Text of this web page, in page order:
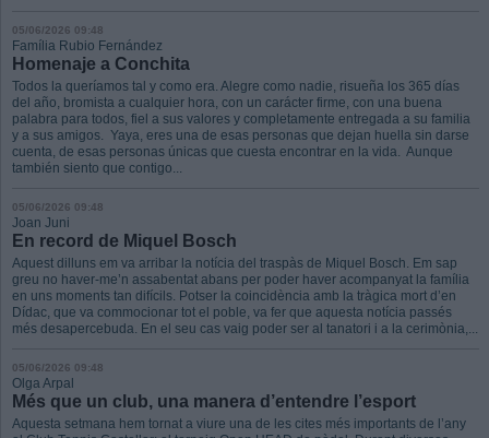
05/06/2026 09:48
Família Rubio Fernández
Homenaje a Conchita
Todos la queríamos tal y como era. Alegre como nadie, risueña los 365 días
del año, bromista a cualquier hora, con un carácter firme, con una buena
palabra para todos, fiel a sus valores y completamente entregada a su familia
y a sus amigos. Yaya, eres una de esas personas que dejan huella sin darse
cuenta, de esas personas únicas que cuesta encontrar en la vida. Aunque
también siento que contigo...
05/06/2026 09:48
Joan Juni
En record de Miquel Bosch
Aquest dilluns em va arribar la notícia del traspàs de Miquel Bosch. Em sap
greu no haver-me’n assabentat abans per poder haver acompanyat la família
en uns moments tan difícils. Potser la coincidència amb la tràgica mort d’en
Dídac, que va commocionar tot el poble, va fer que aquesta notícia passés
més desapercebuda. En el seu cas vaig poder ser al tanatori i a la cerimònia,...
05/06/2026 09:48
Olga Arpal
Més que un club, una manera d’entendre l’esport
Aquesta setmana hem tornat a viure una de les cites més importants de l’any